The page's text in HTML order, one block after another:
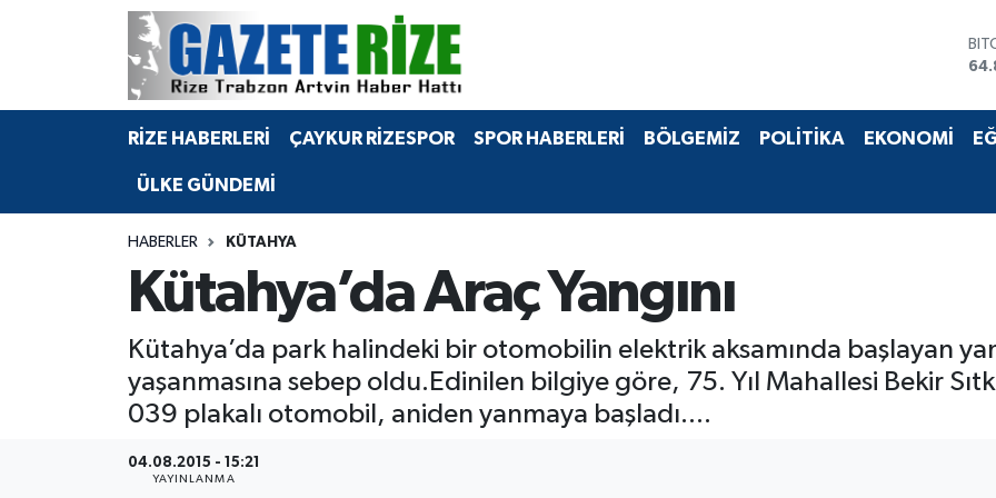
RİZE HABERLERİ ÇAYKUR RİZESPOR SPOR HABERLERİ BÖLGEMİZ POLİTİKA EKONOMİ
ÜLKE GÜNDEMİ
HABERLER KÜTAHYA
Kütahya’da Araç Yangını
Kütahya’da park halindeki bir otomobilin elektrik aksamında başlayan
yaşanmasına sebep oldu.Edinilen bilgiye göre, 75. Yıl Mahallesi Bekir
039 plakalı otomobil, aniden yanmaya başladı....
04.08.2015 - 15:21
YAYINLANMA
BÖLGEMİZ
Bilim Teknoloji
Advertising news
Merkez Nöbetçi Eczaneler
Merkez Hava Durumu
Merkez Trafik Yoğunluk Haritası
Tüm Manşetler
Son Dakika Haberleri
Haber Arşivi